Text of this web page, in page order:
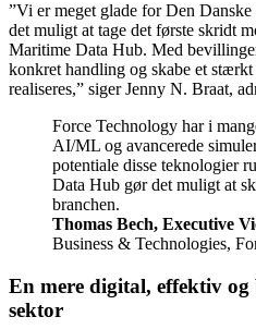
”Vi er meget glade for Den
det muligt at tage det første skridt
Maritime Data Hub. Med
konkret handling og skabe et
realiseres,” siger Jenny N. Braat,
Force Technology har i
AI/ML og avancerede
potentiale disse teknologier
Data Hub gør det muligt at
branchen.
Thomas Bech, Executive
Business & Technologies,
En mere digital, effektiv
sektor